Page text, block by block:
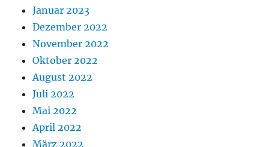
Januar 2023
Dezember 2022
November 2022
Oktober 2022
August 2022
Juli 2022
Mai 2022
April 2022
März 2022